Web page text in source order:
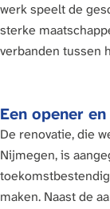
werk speelt de
sterke
verbanden tussen
Een opener
De renovatie, die
Nijmegen, is
maken. Naast de